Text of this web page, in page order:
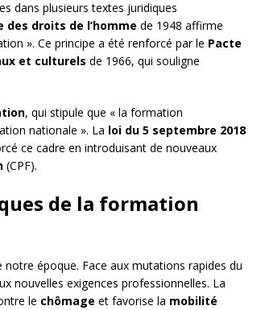
dans plusieurs textes juridiques
droits de l’homme de 1948 affirme
». Ce principe a été renforcé par le Pacte
et culturels de 1966, qui souligne
, qui stipule que « la formation
nationale ». La loi du 5 septembre 2018
ce cadre en introduisant de nouveaux
(CPF).
de la formation
époque. Face aux mutations rapides du
nouvelles exigences professionnelles. La
le chômage et favorise la mobilité